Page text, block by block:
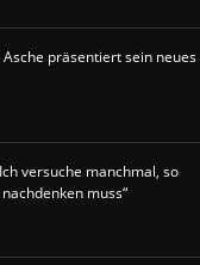
präsentiert sein neues
versuche manchmal, so
muss“